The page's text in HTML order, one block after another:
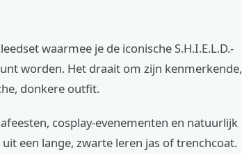
waarmee je de iconische S.H.I.E.L.D.-
worden. Het draait om zijn kenmerkende,
donkere outfit.
cosplay-evenementen en natuurlijk
een lange, zwarte leren jas of trenchcoat.